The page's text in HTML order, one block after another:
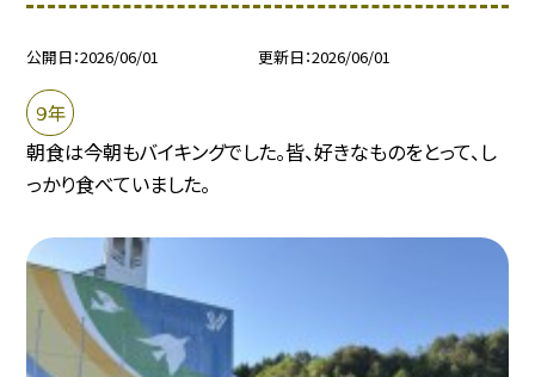
公開日 2026/06/01 更新日 2026/06/01
９年
朝食は今朝もバイキングでした。皆、好きなものをとって、し
っかり食べていました。